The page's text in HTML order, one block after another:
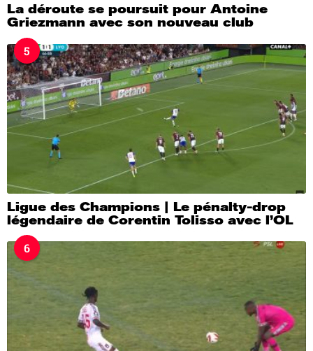
La déroute se poursuit pour Antoine
Griezmann avec son nouveau club
5
Ligue des Champions | Le pénalty-drop
légendaire de Corentin Tolisso avec l’OL
6